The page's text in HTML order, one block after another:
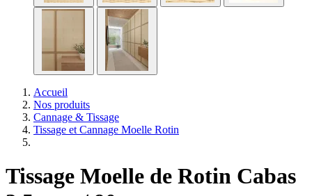
Accueil
Nos produits
Cannage & Tissage
Tissage et Cannage Moelle Rotin
Tissage Moelle de Rotin Cabas